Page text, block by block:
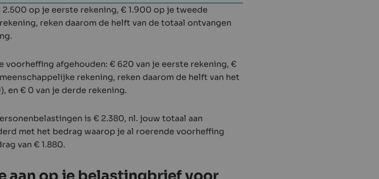
op je eerste rekening, € 1.900 op je tweede
reken daarom de helft van de totaal ontvangen
afgehouden: € 620 van je eerste rekening, €
rekening, reken daarom de helft van het
en € 0 van je derde rekening.
is € 2.380, nl. jouw totaal aan
met het bedrag waarop je al roerende voorheffing
van € 1.880.